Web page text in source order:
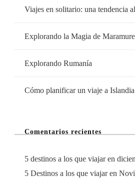
Viajes en solitario: una tendencia
Explorando la Magia de
Explorando Rumanía
Cómo planificar un viaje a Islandia
Comentarios recientes
5 destinos a los que viajar en
5 Destinos a los que viajar en